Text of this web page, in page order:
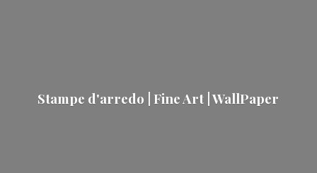
Stampe d'arredo | Fine Art | WallPaper